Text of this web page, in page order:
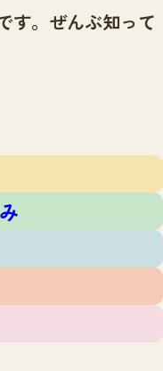
す。ぜんぶ知って